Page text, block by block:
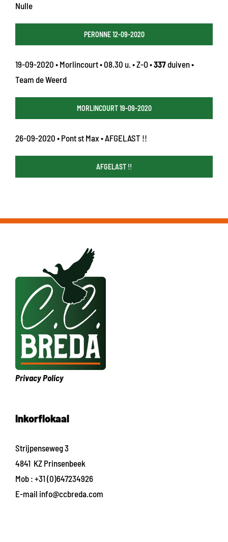
Nulle
PERONNE 12-09-2020
19-09-2020 • Morlincourt • 08.30 u. • Z-O •337duiven •
Team de Weerd
MORLINCOURT 19-09-2020
26-09-2020 • Pont st Max • AFGELAST !!
AFGELAST !!
Privacy Policy
Inkorflokaal
Strijpenseweg 3
4841 KZ Prinsenbeek
Mob : +31 (0)647234926
E-mail info@ccbreda.com